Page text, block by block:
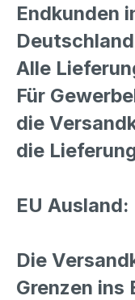
Endkunden
Alle
Für
die
die
EU Ausland:
Die
Grenzen ins